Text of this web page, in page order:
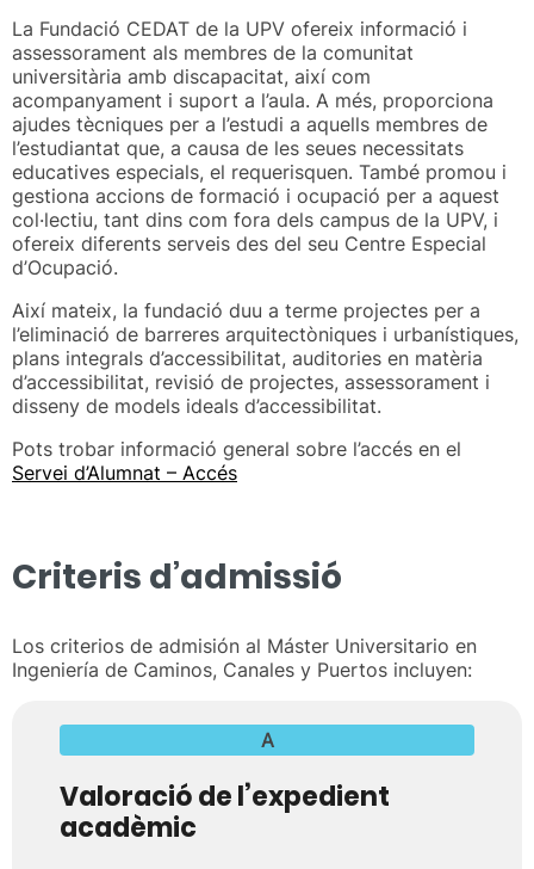
La Fundació CEDAT de la UPV ofereix informació i
assessorament als membres de la comunitat
universitària amb discapacitat, així com
acompanyament i suport a l’aula. A més, proporciona
ajudes tècniques per a l’estudi a aquells membres de
l’estudiantat que, a causa de les seues necessitats
educatives especials, el requerisquen. També promou i
gestiona accions de formació i ocupació per a aquest
col·lectiu, tant dins com fora dels campus de la UPV, i
ofereix diferents serveis des del seu Centre Especial
d’Ocupació.
Així mateix, la fundació duu a terme projectes per a
l’eliminació de barreres arquitectòniques i urbanístiques,
plans integrals d’accessibilitat, auditories en matèria
d’accessibilitat, revisió de projectes, assessorament i
disseny de models ideals d’accessibilitat.
Pots trobar informació general sobre l’accés en el
Servei d’Alumnat – Accés
Criteris d’admissió
Los criterios de admisión al Máster Universitario en
Ingeniería de Caminos, Canales y Puertos incluyen:
A
Valoració de l’expedient
acadèmic